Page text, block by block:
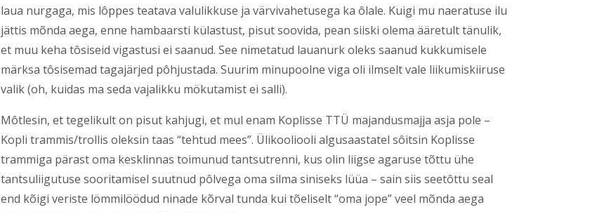
laua nurgaga, mis lôppes teatava valulikkuse ja värvivahetusega ka ôlale. Kuigi mu naeratuse ilu
jättis mõnda aega, enne hambaarsti külastust, pisut soovida, pean siiski olema ääretult tänulik,
et muu keha tôsiseid vigastusi ei saanud. See nimetatud lauanurk oleks saanud kukkumisele
märksa tôsisemad tagajärjed pôhjustada. Suurim minupoolne viga oli ilmselt vale liikumiskiiruse
valik (oh, kuidas ma seda vajalikku mökutamist ei salli).
Môtlesin, et tegelikult on pisut kahjugi, et mul enam Koplisse TTÜ majandusmajja asja pole –
Kopli trammis/trollis oleksin taas “tehtud mees”. Ülikooliooli algusaastatel sôitsin Koplisse
trammiga pärast oma kesklinnas toimunud tantsutrenni, kus olin liigse agaruse tõttu ühe
tantsuliigutuse sooritamisel suutnud pôlvega oma silma siniseks lüüa – sain siis seetôttu seal
end kõigi veriste lömmilöödud ninade kõrval tunda kui tõeliselt “oma jope” veel mõnda aega